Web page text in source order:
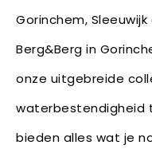
Gorinchem,
Berg&Berg in
onze uitgebreide
waterbestendigheid
bieden alles wat je